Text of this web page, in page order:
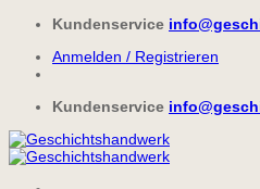
Zum
springen
Kundenservice
Anmelden / Registrieren
Kundenservice